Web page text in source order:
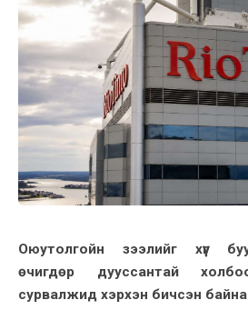
Оюутолгойн зээлийг хүүг
өчигдөр дууссантай
сурвалжид хэрхэн бичсэн